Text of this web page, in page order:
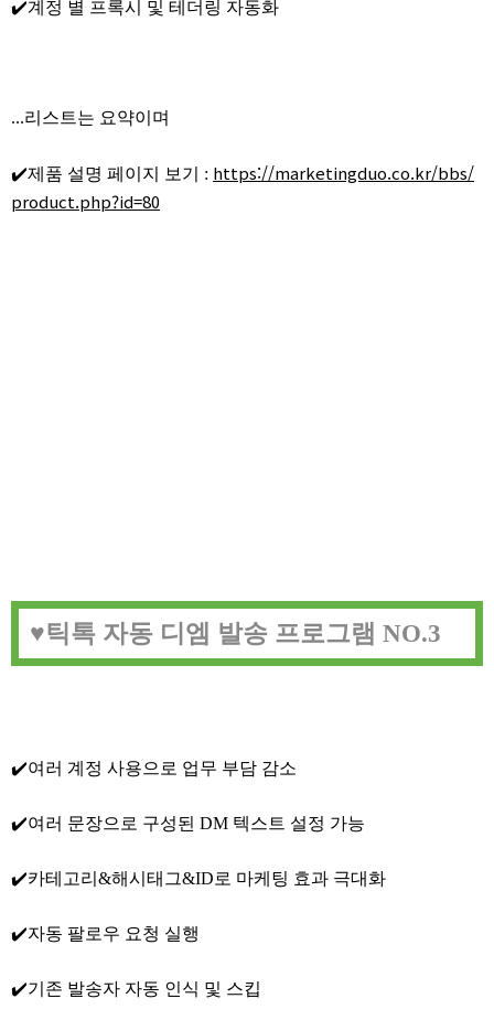
✔️계정 별 프록시 및 테더링 자동화
...리스트는 요약이며
✔️제품 설명 페이지 보기 : https://marketingduo.co.kr/bbs/
product.php?id=80
♥️틱톡 자동 디엠 발송 프로그램 NO.3
✔️여러 계정 사용으로 업무 부담 감소
✔️여러 문장으로 구성된 DM 텍스트 설정 가능
✔️카테고리&해시태그&ID로 마케팅 효과 극대화
✔️자동 팔로우 요청 실행
✔️기존 발송자 자동 인식 및 스킵